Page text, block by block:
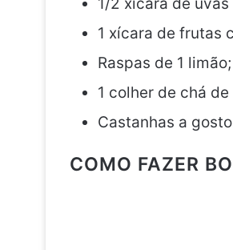
1 xícara de frutas
Raspas de 1 limão;
1 colher de chá
Castanhas a
COMO FAZER